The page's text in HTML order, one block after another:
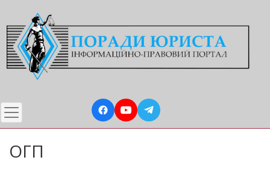
до
основного
вмісту
ОГП